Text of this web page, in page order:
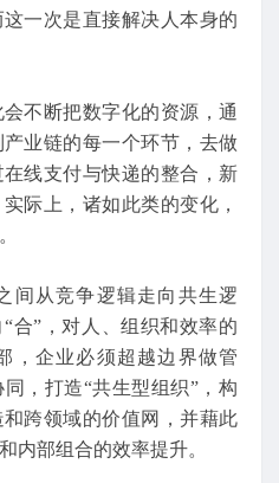
一次是直接解决人本身的
不断把数字化的资源，通
业链的每一个环节，去做
线支付与快递的整合，新
际上，诸如此类的变化，
间从竞争逻辑走向共生逻
合”，对人、组织和效率的
，企业必须超越边界做管
，打造“共生型组织”，构
跨领域的价值网，并藉此
内部组合的效率提升。